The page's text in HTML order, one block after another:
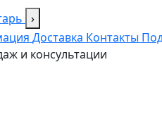
›
Доставка Контакты
и консультации